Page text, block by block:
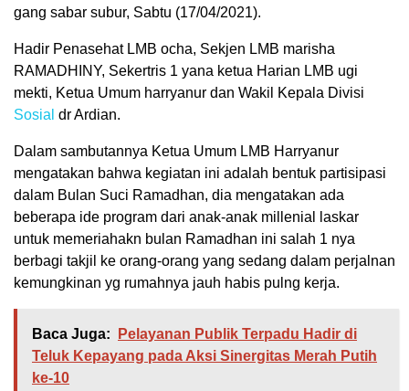
gang sabar subur, Sabtu (17/04/2021).
Hadir Penasehat LMB ocha, Sekjen LMB marisha
RAMADHINY, Sekertris 1 yana ketua Harian LMB ugi
mekti, Ketua Umum harryanur dan Wakil Kepala Divisi
Sosial dr Ardian.
Dalam sambutannya Ketua Umum LMB Harryanur
mengatakan bahwa kegiatan ini adalah bentuk partisipasi
dalam Bulan Suci Ramadhan, dia mengatakan ada
beberapa ide program dari anak-anak millenial laskar
untuk memeriahakn bulan Ramadhan ini salah 1 nya
berbagi takjil ke orang-orang yang sedang dalam perjalnan
kemungkinan yg rumahnya jauh habis pulng kerja.
Baca Juga:
Pelayanan Publik Terpadu Hadir di
Teluk Kepayang pada Aksi Sinergitas Merah Putih
ke-10